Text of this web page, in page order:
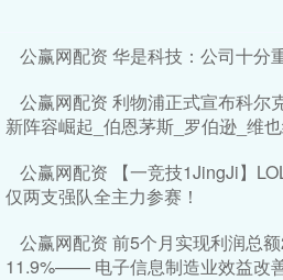
公赢网配资 华是科技：公司十分
公赢网配资 利物浦正式宣布科尔
新阵容崛起_伯恩茅斯_罗伯逊_维
公赢网配资 【一竞技1JingJi】
仅两支强队全主力参赛！
公赢网配资 前5个月实现利润总
11.9%—— 电子信息制造业效益改